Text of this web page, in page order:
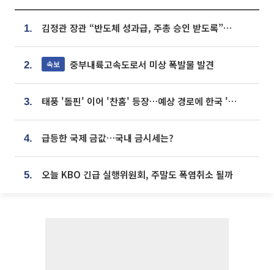
1. 김정관 장관 “반도체 성과급, 주총 승인 받도록”…상법·자본시장법 개정 시사
2. 속보 중부내륙고속도로서 미상 폭발물 발견
3. 태풍 '돌핀' 이어 '찬홈' 등장…예상 경로에 한국 '한숨'
4. 급등한 국제 금값…국내 금시세는?
5. 오늘 KBO 긴급 실행위원회, 주말도 폭염취소 될까